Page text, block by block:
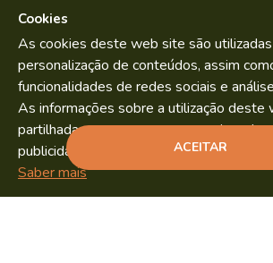
ADICIONAR
Li e aceito osPolítica de Privacidade
Copyright © 2022. By
ACEITAR
Cookies
As cookies deste web site são utilizadas
personalização de conteúdos, assim
funcionalidades de redes sociais e
As informações sobre a utilização deste
partilhadas com os nossos parceiros de
publicidade e análise.
Saber mais